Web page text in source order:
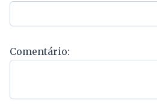
Comentário: